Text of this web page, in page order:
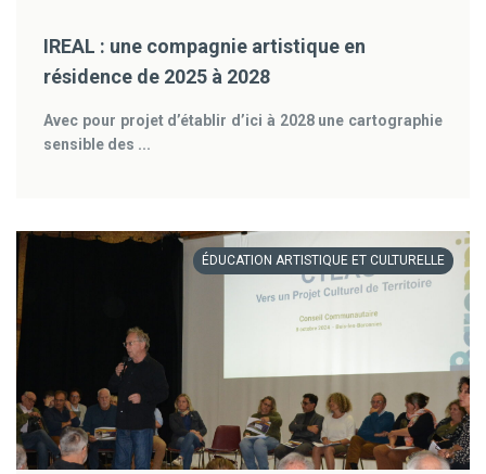
IREAL : une compagnie artistique en
résidence de 2025 à 2028
Avec pour projet d’établir d’ici à 2028 une cartographie
sensible des ...
ÉDUCATION ARTISTIQUE ET CULTURELLE